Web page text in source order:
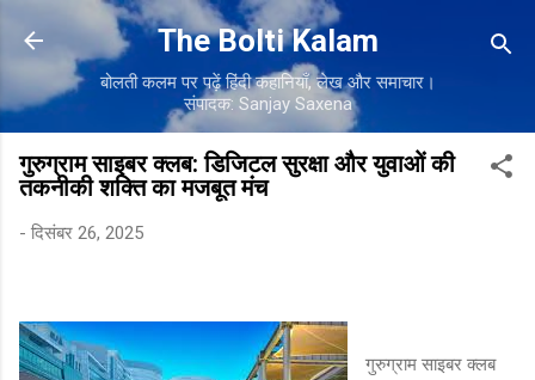
सीधे मुख्य सामग्री पर जाएं
The Bolti Kalam
बोलती कलम पर पढ़ें हिंदी कहानियाँ, लेख और समाचार।
संपादक: Sanjay Saxena
गुरुग्राम साइबर क्लब: डिजिटल सुरक्षा और युवाओं की
तकनीकी शक्ति का मजबूत मंच
- दिसंबर 26, 2025
गुरुग्राम साइबर क्लब